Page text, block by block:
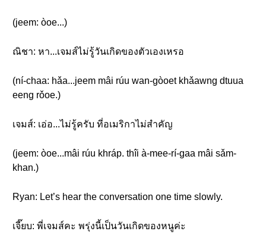
(jeem: òoe...)
ณิชา: หา...เจมส์ไม่รู้วันเกิดของตัวเองเหรอ
(ní-chaa: hǎa...jeem mâi rúu wan-gòoet khǎawng dtuua
eeng rǒoe.)
เจมส์: เอ่อ...ไม่รู้ครับ ที่อเมริกาไม่สำคัญ
(jeem: òoe...mâi rúu khráp. thîi à-mee-rí-gaa mâi sǎm-
khan.)
Ryan: Let’s hear the conversation one time slowly.
เจี๊ยบ: พี่เจมส์คะ พรุ่งนี้เป็นวันเกิดของหนูค่ะ